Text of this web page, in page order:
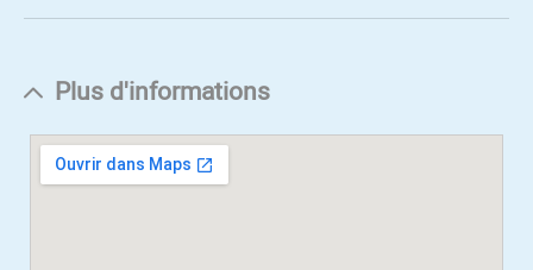
Plus d'informations